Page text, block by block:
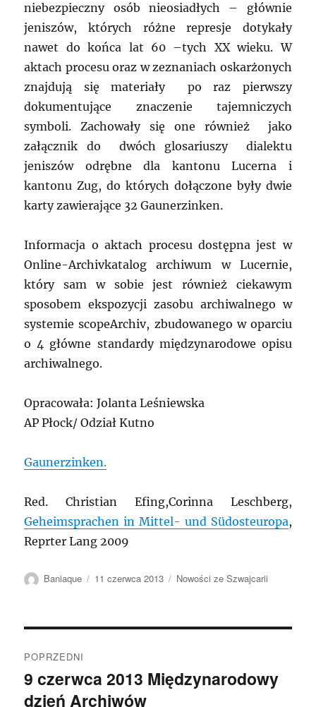
niebezpieczny osób nieosiadłych – głównie
jeniszów, których różne represje dotykały
nawet do końca lat 60 –tych XX wieku. W
aktach procesu oraz w zeznaniach oskarżonych
znajdują się materiały po raz pierwszy
dokumentujące znaczenie tajemniczych
symboli. Zachowały się one również jako
załącznik do dwóch glosariuszy dialektu
jeniszów odrębne dla kantonu Lucerna i
kantonu Zug, do których dołączone były dwie
karty zawierające 32 Gaunerzinken.
Informacja o aktach procesu dostępna jest w
Online-Archivkatalog archiwum w Lucernie,
który sam w sobie jest również ciekawym
sposobem ekspozycji zasobu archiwalnego w
systemie scopeArchiv, zbudowanego w oparciu
o 4 główne standardy międzynarodowe opisu
archiwalnego.
Opracowała: Jolanta Leśniewska
AP Płock/ Odział Kutno
Gaunerzinken.
Red. Christian Efing,Corinna Leschberg,
Geheimsprachen in Mittel- und Südosteuropa,
Reprter Lang 2009
Autor
Baniaque
Data
11 czerwca 2013 Kategorie
Nowości ze Szwajcarii
wpisu
POPRZEDNI
Poprzedni
wpis:
9 czerwca 2013 Międzynarodowy
dzień Archiwów